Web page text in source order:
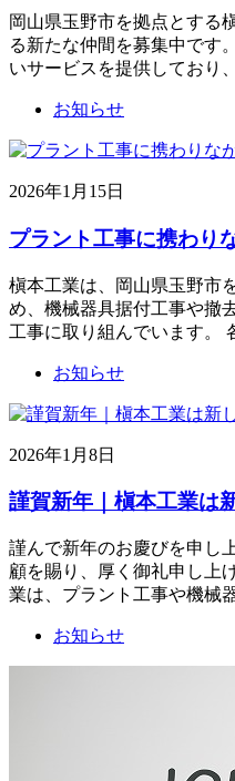
岡山県玉野市を拠点とする
る新たな仲間を募集中です
いサービスを提供しており
お知らせ
2026年1月15日
プラント工事に携わり
槇本工業は、岡山県玉野市
め、機械器具据付工事や撤
工事に取り組んでいます。
お知らせ
2026年1月8日
謹賀新年｜槇本工業は
謹んで新年のお慶びを申し
顧を賜り、厚く御礼申し上
業は、プラント工事や機械
お知らせ